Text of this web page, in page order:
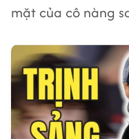
mặt của cô nàng